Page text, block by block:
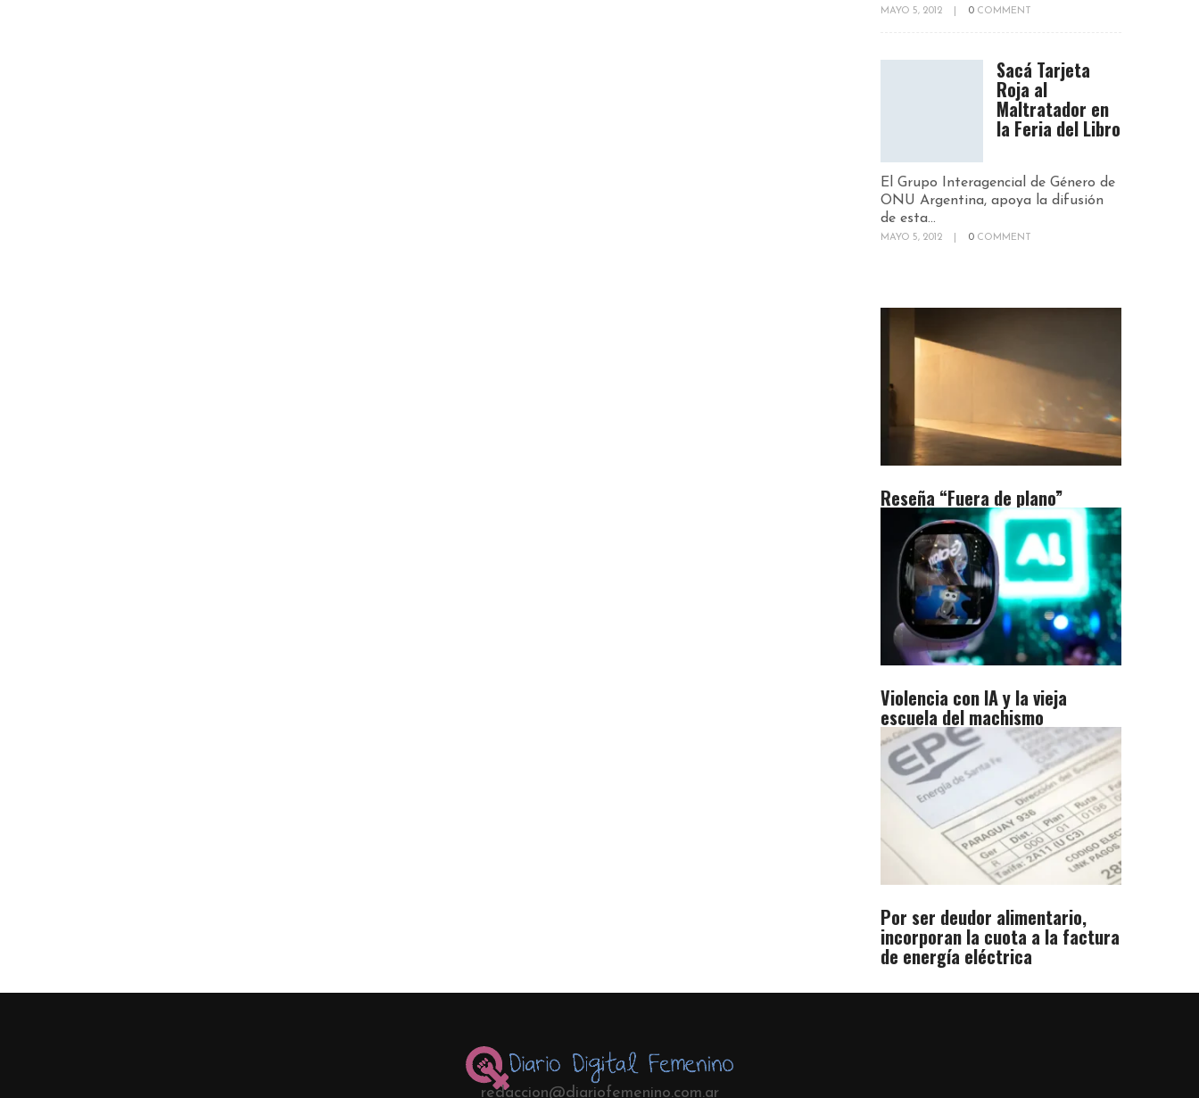
MAYO 5, 2012 0 COMMENT
Sacá Tarjeta
Roja al
Maltratador en
la Feria del Libro
El Grupo Interagencial de Género de
ONU Argentina, apoya la difusión
de esta...
MAYO 5, 2012 0 COMMENT
Reseña “Fuera de plano”
Violencia con IA y la vieja
escuela del machismo
Por ser deudor alimentario,
incorporan la cuota a la factura
de energía eléctrica
redaccion@diariofemenino.com.ar